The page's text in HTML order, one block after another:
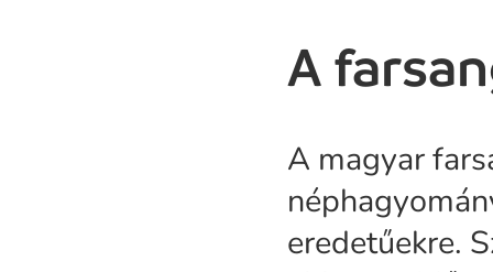
A
A magyar
eredetűekre.